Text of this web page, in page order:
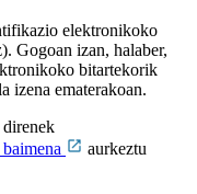
elektronikoko
Gogoan izan, halaber,
bitartekorik
izena ematerakoan.
aurkeztu